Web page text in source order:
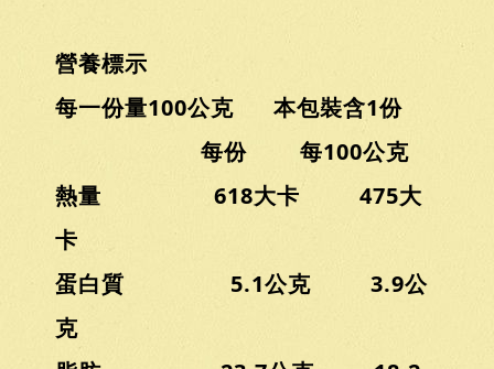
營養標示
每一份量100公克 本包裝含1份
每份 每100公克
熱量 618大卡 475大
卡
蛋白質 5.1公克 3.9公
克